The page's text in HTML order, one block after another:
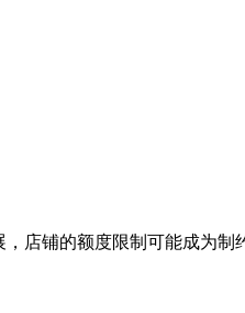
店铺的额度限制可能成为